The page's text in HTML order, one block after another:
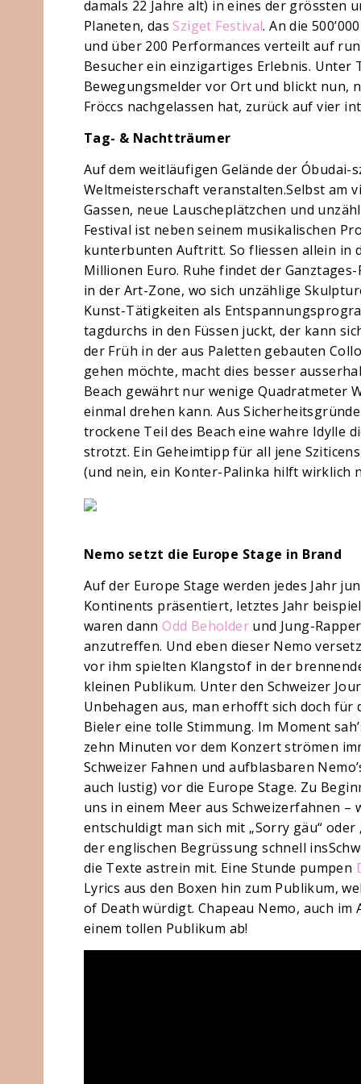
damals 22 Jahre alt) in eines der grössten
Planeten, das Sziget Festival. An die
und über 200 Performances verteilt auf
Besucher ein einzigartiges Erlebnis. Unter
Bewegungsmelder vor Ort und blickt nun,
Fröccs nachgelassen hat, zurück auf vier
Tag- & Nachtträumer
Auf dem weitläufigen Gelände der
Weltmeisterschaft veranstalten.Selbst am
Gassen, neue Lauscheplätzchen und
Festival ist neben seinem musikalischen
kunterbunten Auftritt. So fliessen allein in
Millionen Euro. Ruhe findet der
in der Art-Zone, wo sich unzählige
Kunst-Tätigkeiten als
tagdurchs in den Füssen juckt, der kann
der Früh in der aus Paletten gebauten
gehen möchte, macht dies besser
Beach gewährt nur wenige Quadratmeter
einmal drehen kann. Aus
trockene Teil des Beach eine wahre Idylle
strotzt. Ein Geheimtipp für all jene
(und nein, ein Konter-Palinka hilft wirklich
Nemo setzt die Europe Stage in Brand
Auf der Europe Stage werden jedes Jahr
Kontinents präsentiert, letztes Jahr
waren dannOdd Beholderund Jung-
anzutreffen. Und eben dieser Nemo
vor ihm spielten Klangstof in der
kleinen Publikum. Unter den Schweizer
Unbehagen aus, man erhofft sich doch
Bieler eine tolle Stimmung. Im Moment
zehn Minuten vor dem Konzert strömen
Schweizer Fahnen und aufblasbaren
auch lustig) vor die Europe Stage. Zu
uns in einem Meer aus Schweizerfahnen
entschuldigt man sich mit „Sorry gäu“
der englischen Begrüssung schnell
die Texte astrein mit. Eine Stunde pumpen
Lyrics aus den Boxen hin zum Publikum,
of Death würdigt. Chapeau Nemo, auch
einem tollen Publikum ab!